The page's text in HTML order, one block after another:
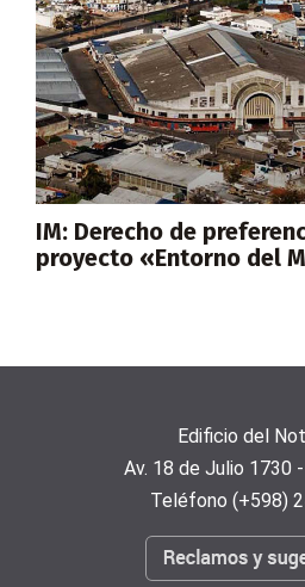
IM: Derecho de
proyecto «Entorno del
Edificio del
Av. 18 de Julio 1730
Teléfono (+598)